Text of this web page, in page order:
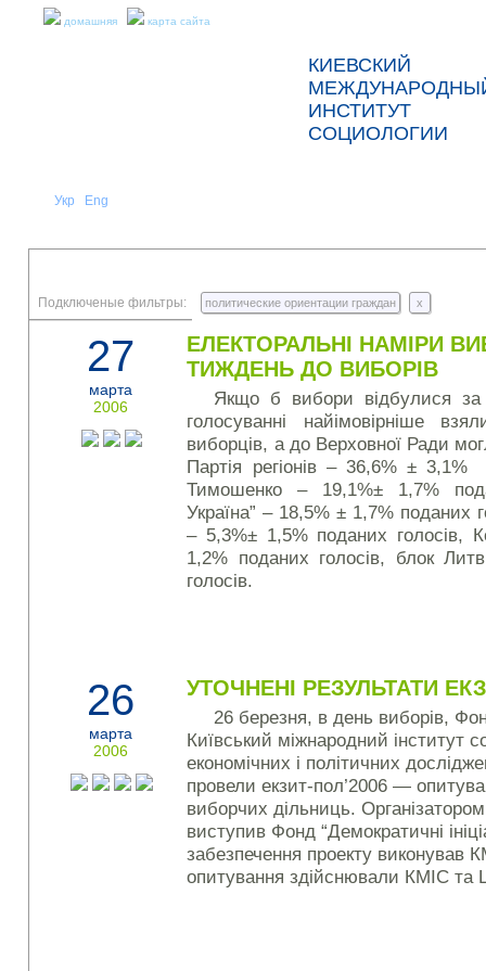
домашняя карта сайта
КИЕВСКИЙ
ИНСТИТУТ
СОЦИОЛОГИИ
Укр Eng
Подключеные фильтры: политические ориентации граждан x
27
марта
2006
ЕЛЕКТОРАЛЬНІ НАМІРИ
ТИЖДЕНЬ ДО ВИБОРІВ
Якщо б вибори відбулися
голосуванні найімовірніше
виборців, а до Верховної Ради
Партія регіонів – 36,6% ± 3,1%
Тимошенко – 19,1%± 1,7%
Україна” – 18,5% ± 1,7% поданих
– 5,3%± 1,5% поданих голосів,
1,2% поданих голосів, блок
голосів.
26
марта
2006
УТОЧНЕНІ РЕЗУЛЬТАТИ
26 березня, в день виборів,
Київський міжнародний інститут
економічних і політичних
провели екзит-пол’2006 —
виборчих дільниць.
виступив Фонд “Демократичні
забезпечення проекту виконував
опитування здійснювали КМІС та